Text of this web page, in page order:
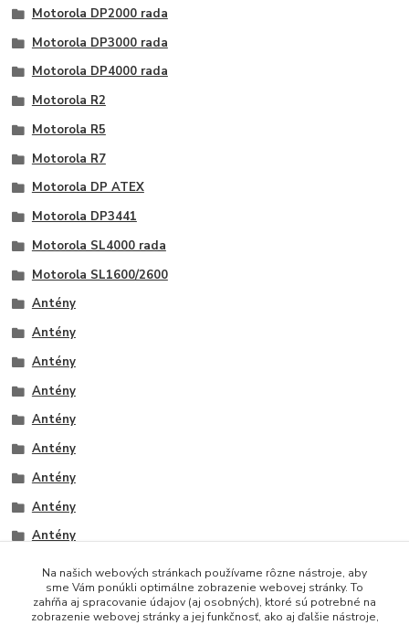
Motorola DP2000 rada
Motorola DP3000 rada
Motorola DP4000 rada
Motorola R2
Motorola R5
Motorola R7
Motorola DP ATEX
Motorola DP3441
Motorola SL4000 rada
Motorola SL1600/2600
Antény
Antény
Antény
Antény
Antény
Antény
Antény
Antény
Antény
Na našich webových stránkach používame rôzne nástroje, aby
sme Vám ponúkli optimálne zobrazenie webovej stránky. To
zahŕňa aj spracovanie údajov (aj osobných), ktoré sú potrebné na
zobrazenie webovej stránky a jej funkčnosť, ako aj ďalšie nástroje,